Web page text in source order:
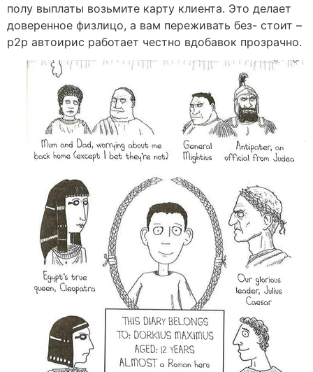
полу выплаты возьмите карту клиента. Это делает
доверенное физлицо, а вам переживать без- стоит –
p2p автоирис работает честно вдобавок прозрачно.